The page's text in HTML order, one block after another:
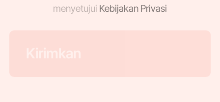
menyetujui Kebijakan Privasi